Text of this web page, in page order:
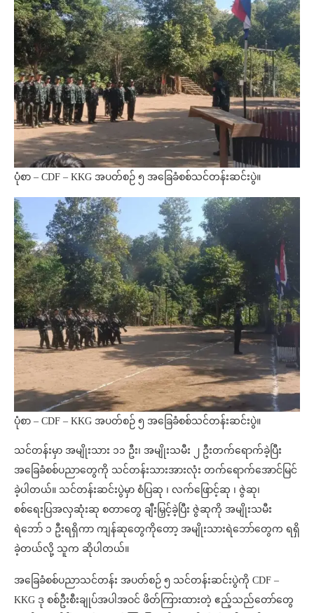
ပုံစာ – CDF – KKG အပတ်စဉ် ၅ အခြေခံစစ်သင်တန်းဆင်းပွဲ။
ပုံစာ – CDF – KKG အပတ်စဉ် ၅ အခြေခံစစ်သင်တန်းဆင်းပွဲ။
သင်တန်းမှာ အမျိုးသား ၁၁ ဦး၊ အမျိုးသမီး ၂ ဦးတက်ရောက်ခဲ့ပြီး
အခြေခံစစ်ပညာတွေကို သင်တန်းသားအားလုံး တက်ရောက်အောင်မြင်
ခဲ့ပါတယ်။ သင်တန်းဆင်းပွဲမှာ စံပြဆု ၊ လက်ဖြောင့်ဆု ၊ ဇွဲဆု၊
စစ်ရေးပြအလှဆုံးဆု စတာတွေ ချီးမြှင့်ခဲ့ပြီး ဇွဲဆုကို အမျိုးသမီး
ရဲဘော် ၁ ဦးရရှိကာ ကျန်ဆုတွေကိုတော့ အမျိုးသားရဲဘော်တွေက ရရှိ
ခဲ့တယ်လို့ သူက ဆိုပါတယ်။
အခြေခံစစ်ပညာသင်တန်း အပတ်စဉ် ၅ သင်တန်းဆင်းပွဲကို CDF –
KKG ဒု စစ်ဦးစီးချုပ်အပါအဝင် ဖိတ်ကြားထားတဲ့ ဧည့်သည်တော်တွေ